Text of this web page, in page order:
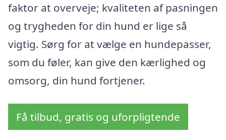
faktor at overveje; kvaliteten af pasningen
og trygheden for din hund er lige så
vigtig. Sørg for at vælge en hundepasser,
som du føler, kan give den kærlighed og
omsorg, din hund fortjener.
Få tilbud, gratis og uforpligtende